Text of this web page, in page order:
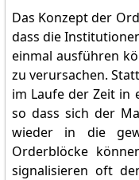
Das Konzept der
dass die
einmal ausführen
zu verursachen.
im Laufe der Zeit in
so dass sich der
wieder in die
Orderblöcke
signalisieren oft